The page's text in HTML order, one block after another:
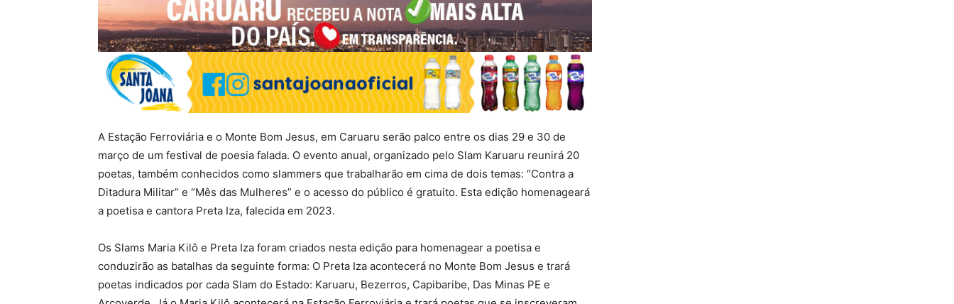
A Estação Ferroviária e o Monte Bom Jesus, em Caruaru serão palco entre os dias 29 e 30 de
março de um festival de poesia falada. O evento anual, organizado pelo Slam Karuaru reunirá 20
poetas, também conhecidos como slammers que trabalharão em cima de dois temas: “Contra a
Ditadura Militar” e “Mês das Mulheres” e o acesso do público é gratuito. Esta edição homenageará
a poetisa e cantora Preta Iza, falecida em 2023.
Os Slams Maria Kilô e Preta Iza foram criados nesta edição para homenagear a poetisa e
conduzirão as batalhas da seguinte forma: O Preta Iza acontecerá no Monte Bom Jesus e trará
poetas indicados por cada Slam do Estado: Karuaru, Bezerros, Capibaribe, Das Minas PE e